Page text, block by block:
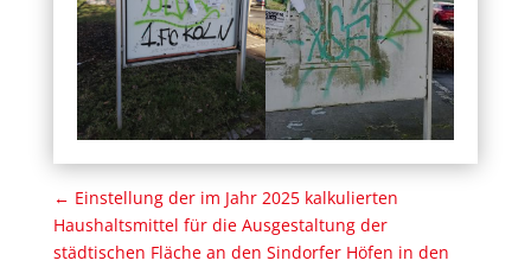
← Einstellung der im Jahr 2025 kalkulierten
Haushaltsmittel für die Ausgestaltung der
städtischen Fläche an den Sindorfer Höfen in den